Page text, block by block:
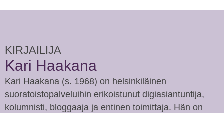
KIRJAILIJA
Kari Haakana
Kari Haakana (s. 1968) on helsinkiläinen
suoratoistopalveluihin erikoistunut digiasiantuntija,
kolumnisti, bloggaaja ja entinen toimittaja. Hän on